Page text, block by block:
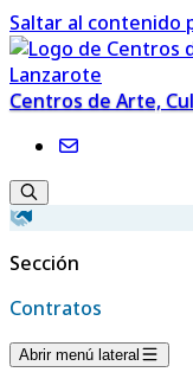
Saltar al contenido
Centros de Arte,
Sección
Contratos
Abrir menú lateral